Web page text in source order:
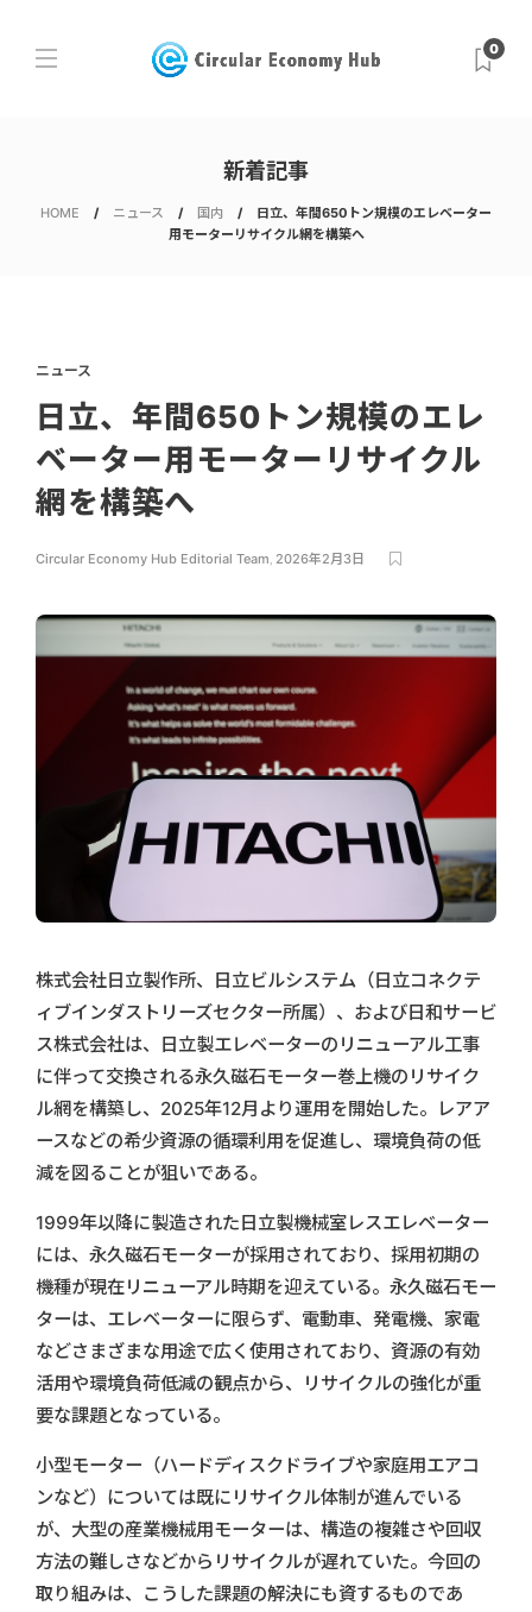
0
新着記事
HOME ニュース 国内
日立、年間650トン規模のエレベーター
用モーターリサイクル網を構築へ
ニュース
日立、年間650トン規模のエレ
ベーター用モーターリサイクル
網を構築へ
Circular Economy Hub Editorial Team, 2026年2月3日
株式会社日立製作所、日立ビルシステム（日立コネクテ
ィブインダストリーズセクター所属）、および日和サービ
ス株式会社は、日立製エレベーターのリニューアル工事
に伴って交換される永久磁石モーター巻上機のリサイク
ル網を構築し、2025年12月より運用を開始した。レアア
ースなどの希少資源の循環利用を促進し、環境負荷の低
減を図ることが狙いである。
1999年以降に製造された日立製機械室レスエレベーター
には、永久磁石モーターが採用されており、採用初期の
機種が現在リニューアル時期を迎えている。永久磁石モー
ターは、エレベーターに限らず、電動車、発電機、家電
などさまざまな用途で広く使用されており、資源の有効
活用や環境負荷低減の観点から、リサイクルの強化が重
要な課題となっている。
小型モーター（ハードディスクドライブや家庭用エアコ
ンなど）については既にリサイクル体制が進んでいる
が、大型の産業機械用モーターは、構造の複雑さや回収
方法の難しさなどからリサイクルが遅れていた。今回の
取り組みは、こうした課題の解決にも資するものであ